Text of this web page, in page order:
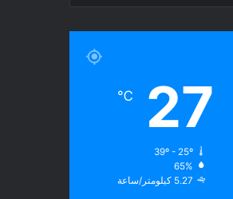
27
℃
39º - 25º
65%
5.27 كيلومتر/ساعة